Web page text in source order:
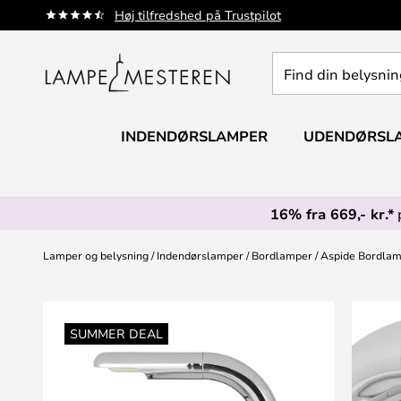
Høj tilfredshed på Trustpilot
Skip
to
din
INDENDØRSLAMPER
16% fra 669,- kr.*
Lamper og belysning Indendørslamper Bordlamper Aspide
SUMMER DEAL
slutningen